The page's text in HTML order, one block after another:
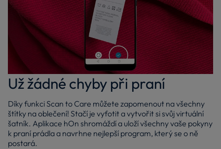
Už žádné chyby při praní
Díky funkci Scan to Care můžete zapomenout na všechny
štítky na oblečení! Stačí je vyfotit a vytvořit si svůj virtuální
šatník. Aplikace hOn shromáždí a uloží všechny vaše pokyny
k praní prádla a navrhne nejlepší program, který se o ně
postará.